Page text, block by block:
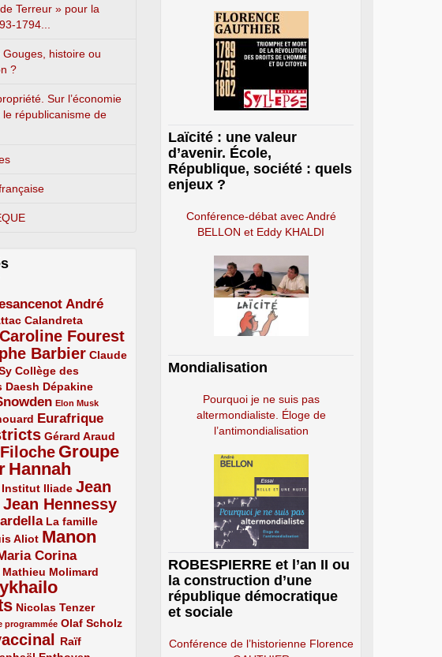
Terreur » pour la
1794...
histoire ou
?
Sur l’économie
le républicanisme de
André
Calandreta
Caroline Fourest
Barbier Claude
Collège des
Daesh Dépakine
Elon Musk
Eurafrique
Gérard Araud
Groupe
Hannah
Institut Iliade Jean
Jean Hennessy
La famille
Aliot Manon
Corina
Mathieu Molimard
Nicolas Tenzer
programmée Olaf Scholz
Raïf
Laïcité : une valeur
d’avenir. École,
République, société : quels
enjeux ?
Conférence-débat avec André
BELLON et Eddy KHALDI
Mondialisation
Pourquoi je ne suis pas
altermondialiste. Éloge de
l’antimondialisation
ROBESPIERRE et l’an II ou
la construction d’une
république démocratique
et sociale
Conférence de l’historienne Florence